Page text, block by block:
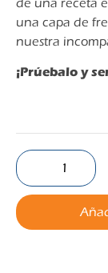
de una receta
una capa de
nuestra
¡Prúebalo y